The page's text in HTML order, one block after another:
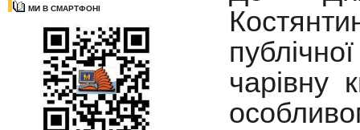
МИ В СМАРТФОНІ
чарівну